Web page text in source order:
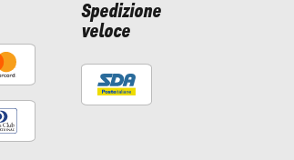
Spedizione
veloce